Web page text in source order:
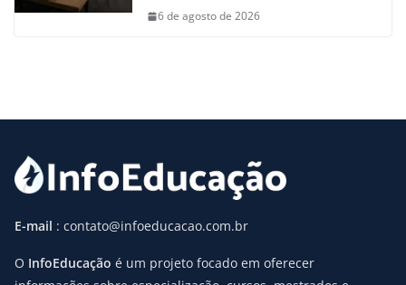
6 de agosto de 2026
E-mail : contato@infoeducacao.com.br
O InfoEducação é um projeto focado em oferecer